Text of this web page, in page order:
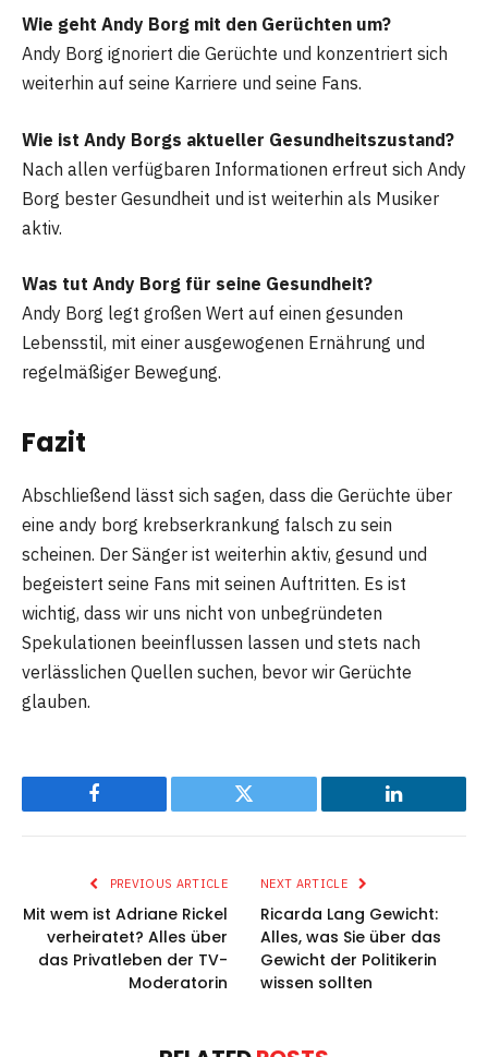
Wie geht Andy Borg mit den Gerüchten um?
Andy Borg ignoriert die Gerüchte und konzentriert sich
weiterhin auf seine Karriere und seine Fans.
Wie ist Andy Borgs aktueller Gesundheitszustand?
Nach allen verfügbaren Informationen erfreut sich Andy
Borg bester Gesundheit und ist weiterhin als Musiker
aktiv.
Was tut Andy Borg für seine Gesundheit?
Andy Borg legt großen Wert auf einen gesunden
Lebensstil, mit einer ausgewogenen Ernährung und
regelmäßiger Bewegung.
Fazit
Abschließend lässt sich sagen, dass die Gerüchte über
eine andy borg krebserkrankung falsch zu sein
scheinen. Der Sänger ist weiterhin aktiv, gesund und
begeistert seine Fans mit seinen Auftritten. Es ist
wichtig, dass wir uns nicht von unbegründeten
Spekulationen beeinflussen lassen und stets nach
verlässlichen Quellen suchen, bevor wir Gerüchte
glauben.
Facebook Twitter LinkedIn
PREVIOUS ARTICLE
Mit wem ist Adriane Rickel
verheiratet? Alles über
das Privatleben der TV-
Moderatorin
NEXT ARTICLE
Ricarda Lang Gewicht:
Alles, was Sie über das
Gewicht der Politikerin
wissen sollten